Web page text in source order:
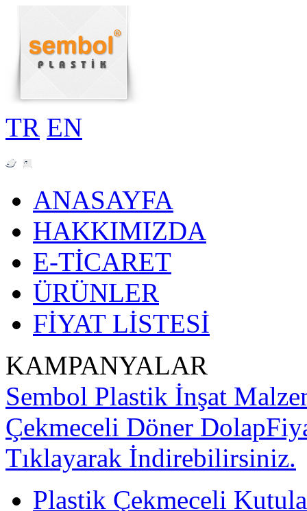
TR EN
ANASAYFA
HAKKIMIZDA
E-TİCARET
ÜRÜNLER
FİYAT LİSTESİ
KAMPANYALAR
Sembol Plastik İnşat
Çekmeceli Döner Dolap
Tıklayarak İndirebilirsiniz.
Plastik Çekmeceli